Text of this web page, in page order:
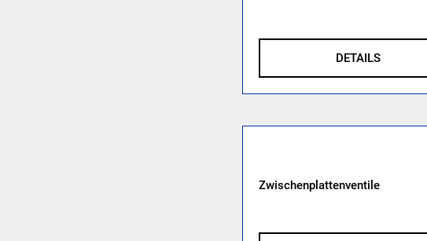
DETAILS
Zwischenplattenventile